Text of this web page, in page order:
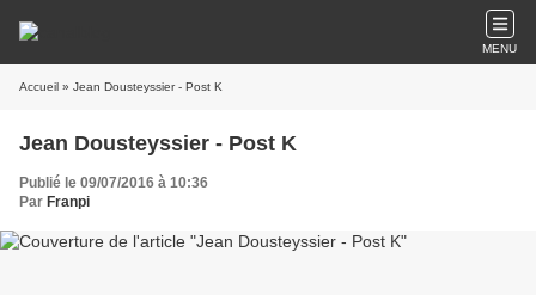
MENU
Accueil » Jean Dousteyssier - Post K
Jean Dousteyssier - Post K
Publié le 09/07/2016 à 10:36
Par Franpi